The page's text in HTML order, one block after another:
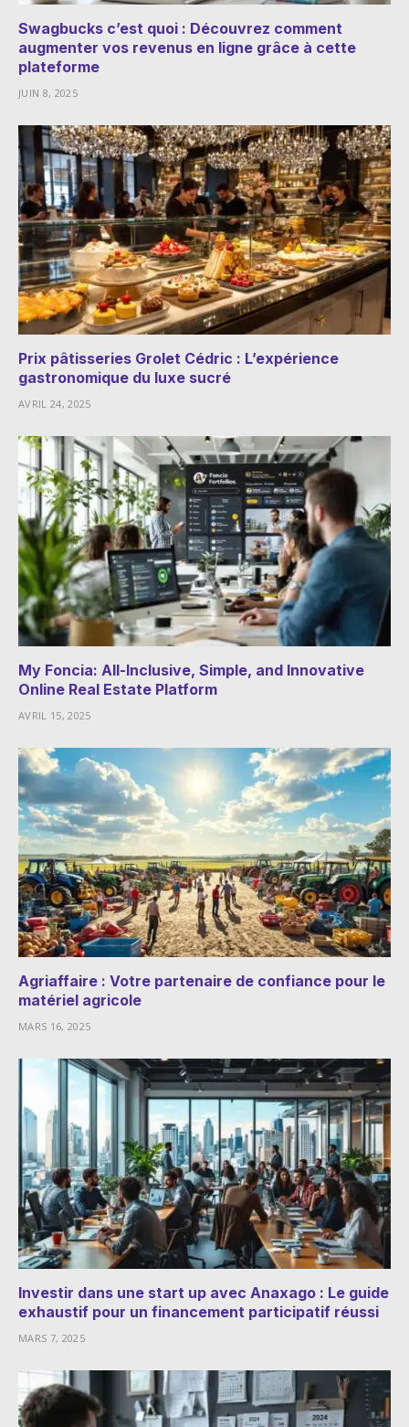
Swagbucks c’est quoi : Découvrez comment
augmenter vos revenus en ligne grâce à cette
plateforme
JUIN 8, 2025
Prix pâtisseries Grolet Cédric : L’expérience
gastronomique du luxe sucré
AVRIL 24, 2025
My Foncia: All-Inclusive, Simple, and Innovative
Online Real Estate Platform
AVRIL 15, 2025
Agriaffaire : Votre partenaire de confiance pour le
matériel agricole
MARS 16, 2025
Investir dans une start up avec Anaxago : Le guide
exhaustif pour un financement participatif réussi
MARS 7, 2025